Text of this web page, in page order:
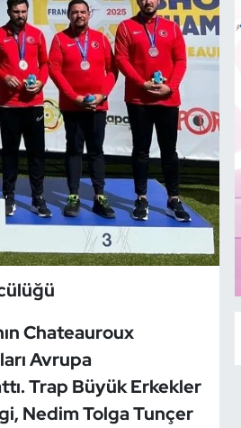
Chateauroux
Avrupa
Trap Büyük Erkekler
Nedim Tolga Tunçer